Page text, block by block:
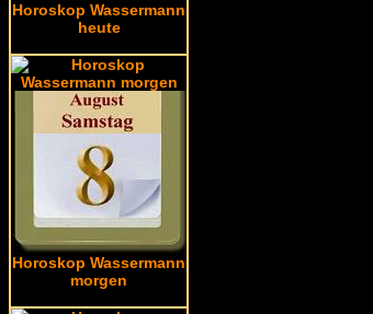
Horoskop Wassermann
heute
Horoskop Wassermann
morgen